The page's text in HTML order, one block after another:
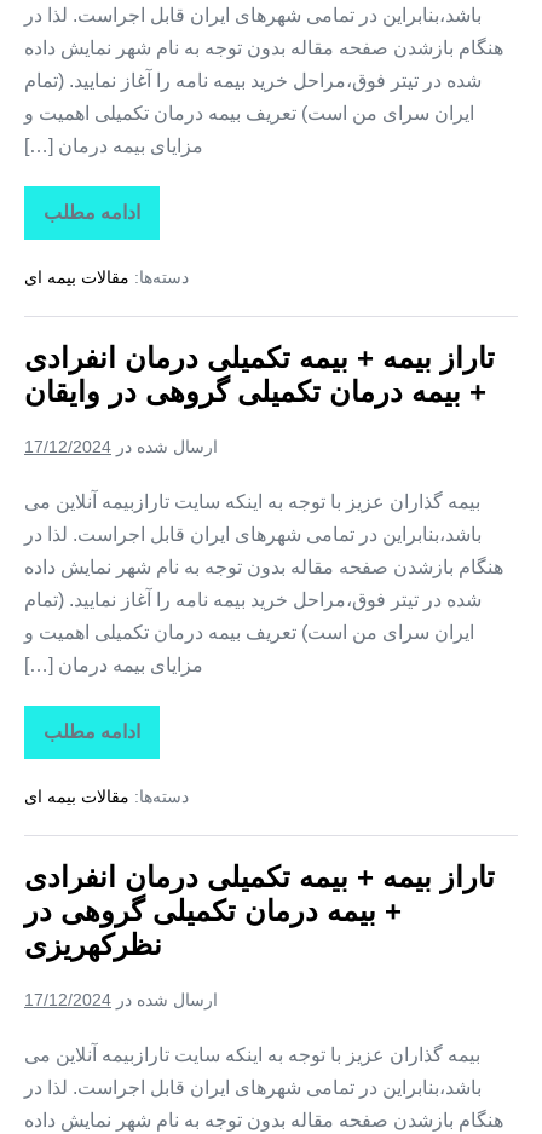
باشد،بنابراین در تمامی شهرهای ایران قابل اجراست. لذا در
هنگام بازشدن صفحه مقاله بدون توجه به نام شهر نمایش داده
شده در تیتر فوق،مراحل خرید بیمه نامه را آغاز نمایید. (تمام
ایران سرای من است) تعریف بیمه درمان تکمیلی اهمیت و
مزایای بیمه درمان […]
ادامه مطلب
تاراز
بیمه
بیمه
درمان
+
بیمه
درمان
تکمیلی
در
دسته‌ها: مقالات بیمه ای
تاراز بیمه + بیمه تکمیلی درمان انفرادی
+ بیمه درمان تکمیلی گروهی در وایقان
ارسال شده در 17/12/2024
بیمه گذاران عزیز با توجه به اینکه سایت تارازبیمه آنلاین می
باشد،بنابراین در تمامی شهرهای ایران قابل اجراست. لذا در
هنگام بازشدن صفحه مقاله بدون توجه به نام شهر نمایش داده
شده در تیتر فوق،مراحل خرید بیمه نامه را آغاز نمایید. (تمام
ایران سرای من است) تعریف بیمه درمان تکمیلی اهمیت و
مزایای بیمه درمان […]
ادامه مطلب
تاراز
بیمه
بیمه
درمان
+
بیمه
درمان
تکمیلی
گروهی
وایقان
دسته‌ها: مقالات بیمه ای
تاراز بیمه + بیمه تکمیلی درمان انفرادی
+ بیمه درمان تکمیلی گروهی در
نظرکهریزی
ارسال شده در 17/12/2024
بیمه گذاران عزیز با توجه به اینکه سایت تارازبیمه آنلاین می
باشد،بنابراین در تمامی شهرهای ایران قابل اجراست. لذا در
هنگام بازشدن صفحه مقاله بدون توجه به نام شهر نمایش داده